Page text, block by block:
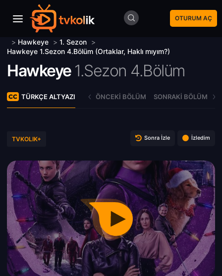
OTURUM AÇ
> Hawkeye > 1. Sezon >
Hawkeye 1.Sezon 4.Bölüm (Ortaklar, Haklı mıyım?)
Hawkeye 1.Sezon 4.Bölüm
TÜRKÇE ALTYAZI ÖNCEKI BÖLÜM SONRAKI BÖLÜM
TVKOLIK+ Sonra İzle İzledim